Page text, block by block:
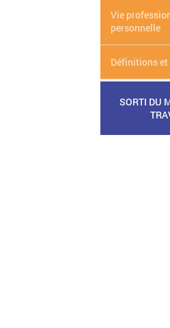
Vie
personnelle
Définitions et
SORTI DU